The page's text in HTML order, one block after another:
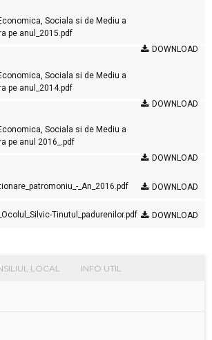
Sociala si de Mediu a
pe anul_2015.pdf
DOWNLOAD
Sociala si de Mediu a
pe anul_2014.pdf
DOWNLOAD
Sociala si de Mediu a
pe anul 2016_.pdf
DOWNLOAD
_An_2016.pdf DOWNLOAD
Tinutul_padurenilor.pdf DOWNLOAD
LOCAL INFO UTIL